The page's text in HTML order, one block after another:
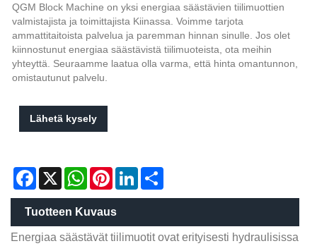
QGM Block Machine on yksi energiaa säästävien tiilimuottien
valmistajista ja toimittajista Kiinassa. Voimme tarjota
ammattitaitoista palvelua ja paremman hinnan sinulle. Jos olet
kiinnostunut energiaa säästävistä tiilimuoteista, ota meihin
yhteyttä. Seuraamme laatua olla varma, että hinta omantunnon,
omistautunut palvelu.
Lähetä kysely
Facebook
X WhatsAppPinterestLinkedIn
Tuotteen Kuvaus
Energiaa säästävät tiilimuotit ovat erityisesti hydraulisissa